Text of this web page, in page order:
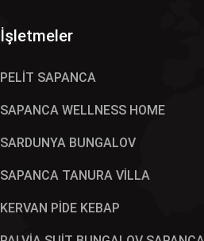
İşletmeler
PELİT SAPANCA
SAPANCA WELLNESS HOME
SARDUNYA BUNGALOV
SAPANCA TANURA VİLLA
KERVAN PİDE KEBAP